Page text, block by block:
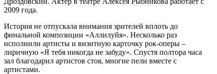
2009 года.
История не отпускала внимания зрителей вплоть до
финальной композиции «Аллилуйя». Несколько раз
исполнили артисты и визитную карточку рок-оперы –
лиричную «Я тебя никогда не забуду». Спустя полтора часа
зал благодарил артистов стоя, многие пели вместе с
артистами.